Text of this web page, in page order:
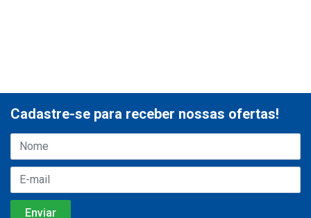
Cadastre-se para receber nossas ofertas!